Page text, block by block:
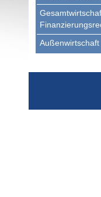
Außenwirtschaft